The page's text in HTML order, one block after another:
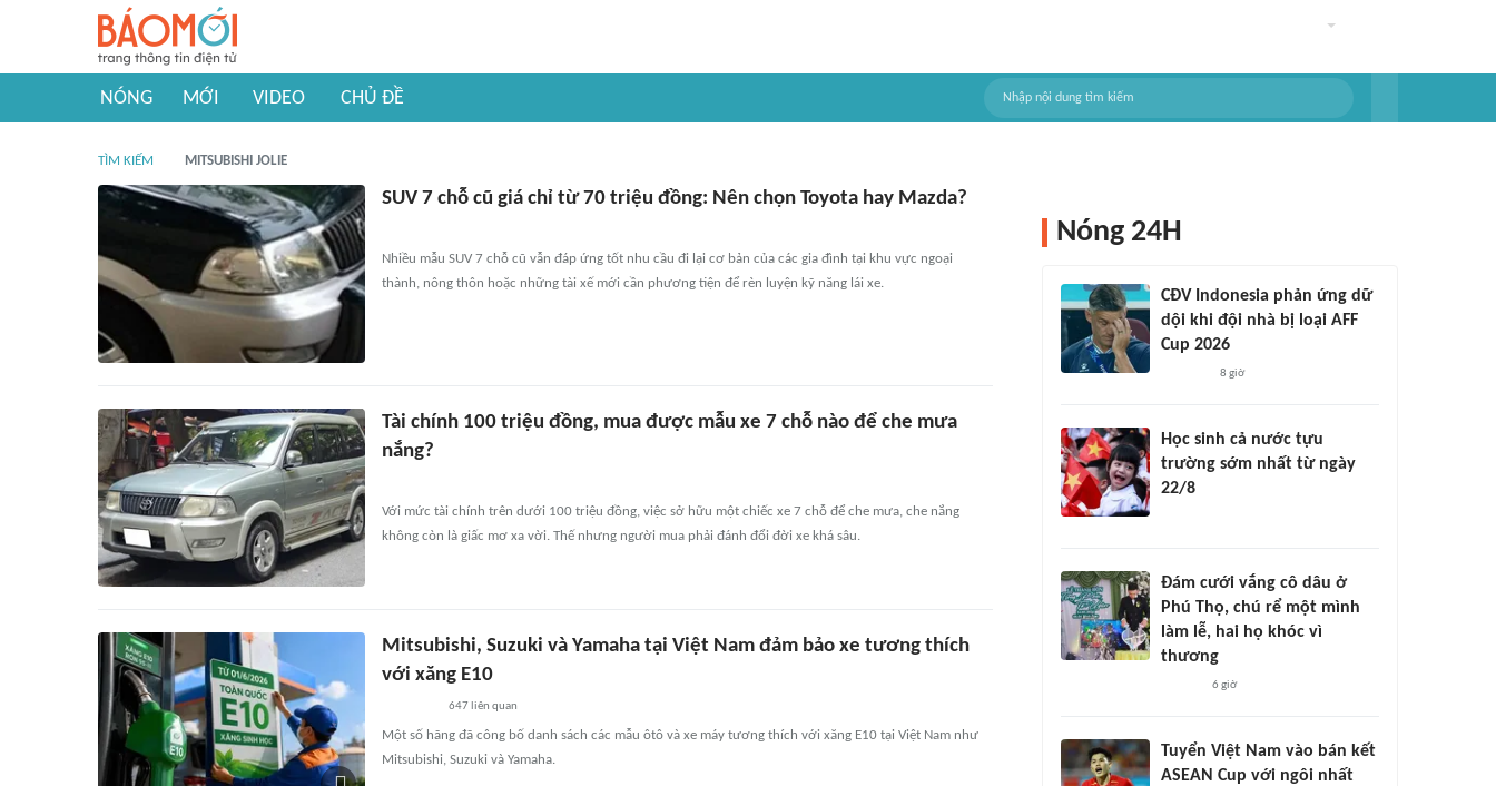
NÓNG MỚI VIDEO CHỦ ĐỀ
TÌM KIẾM MITSUBISHI JOLIE
SUV 7 chỗ cũ giá chỉ từ 70 triệu đồng: Nên chọn Toyota hay Mazda?
Nhiều mẫu SUV 7 chỗ cũ vẫn đáp ứng tốt nhu cầu đi lại cơ bản của các gia đình tại khu vực ngoại
thành, nông thôn hoặc những tài xế mới cần phương tiện để rèn luyện kỹ năng lái xe.
Tài chính 100 triệu đồng, mua được mẫu xe 7 chỗ nào để che mưa
nắng?
Với mức tài chính trên dưới 100 triệu đồng, việc sở hữu một chiếc xe 7 chỗ để che mưa, che nắng
không còn là giấc mơ xa vời. Thế nhưng người mua phải đánh đổi đời xe khá sâu.
Mitsubishi, Suzuki và Yamaha tại Việt Nam đảm bảo xe tương thích
với xăng E10
647 liên quan
Một số hãng đã công bố danh sách các mẫu ôtô và xe máy tương thích với xăng E10 tại Việt Nam như
Mitsubishi, Suzuki và Yamaha.
Nóng 24H
CĐV Indonesia phản ứng dữ
dội khi đội nhà bị loại AFF
Cup 2026
8 giờ
Học sinh cả nước tựu
trường sớm nhất từ ngày
22/8
Đám cưới vắng cô dâu ở
Phú Thọ, chú rể một mình
làm lễ, hai họ khóc vì
thương
6 giờ
Tuyển Việt Nam vào bán kết
ASEAN Cup với ngôi nhất